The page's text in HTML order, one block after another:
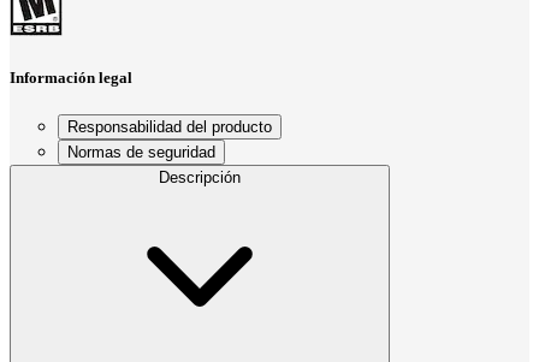
Información legal
Responsabilidad del producto
Normas de seguridad
Descripción